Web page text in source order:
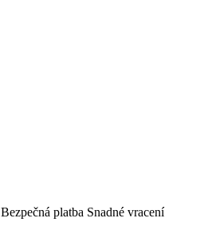
Bezpečná platba Snadné vracení